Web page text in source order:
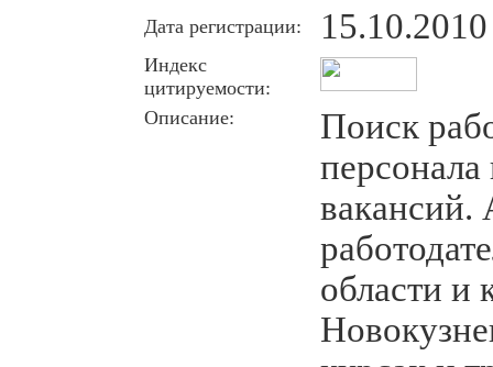
Дата регистрации: 15.10.2010
Индекс
цитируемости:
Описание:
Поиск
вакансий.
области и